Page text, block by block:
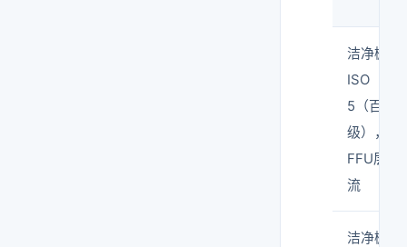
洁净棚
ISO
5（百
级），
FFU层
流
洁净棚